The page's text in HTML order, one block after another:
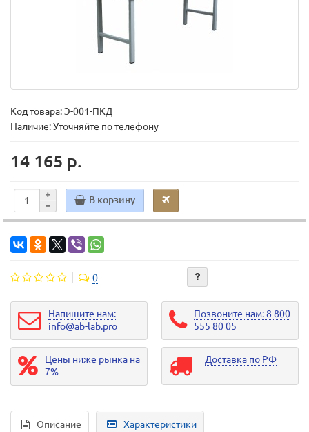
Код товара:Э-001-ПКД
Наличие: Уточняйте по телефону
14 165 р.
В корзину
0
Напишите нам:
info@ab-lab.pro
Позвоните нам: 8 800
555 80 05
Цены ниже рынка на
7%
Доставка по РФ
Описание Характеристики